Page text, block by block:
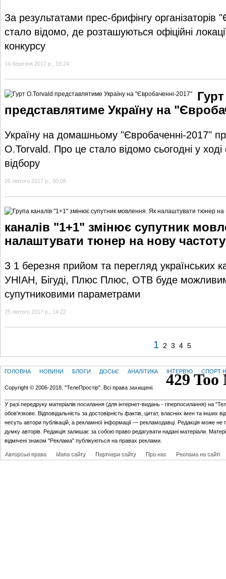
За результатами прес-брифінгу організаторів
стало відомо, де розташуються офіційні
конкурсу
14 березня 2017 р., 18:24
представлятиме Україну на
Україну на домашньому "Євробаченні-2017"
O.Torvald. Про це стало відомо сьогодні у ході
відбору
26 лютого 2017 р., 00:08
каналів "1+1" змінює супутник
налаштувати тюнер на нову
З 1 березня прийом та перегляд українських
УНІАН, Бігуді, Плюс Плюс, ОТВ буде
супутниковими параметрами
25 лютого 2017 р., 14:22
1 2 3 4 5
ГОЛОВНА НОВИНИ БЛОГИ ДОСЬЄ АНАЛІТИКА ІНТЕРВ'Ю СПОРТ
Copyright © 2006-2018, "ТелеПростір". Всі права захищені.
У разі передруку матеріалів посилання (для iнтернет-видань - гiперпосилання) на
обов'язкове. Відповідальність за достовірність фактів, цитат, власних імен та інших
несуть автори публікацій, а рекламної інформації — рекламодавці. Редакція може не
думку авторів. Редакція залишає за собою право редагувати надані матеріали.
відмічені знаком "Реклама" публікуються на правах реклами.
Авторські права Мапа сайту Партнери сайту Про нас Реклама на сайті